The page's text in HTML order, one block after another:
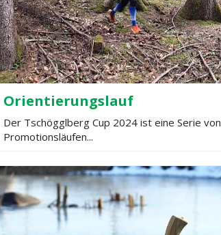
Orientierungslauf
Der Tschögglberg Cup 2024 ist eine Serie von
Promotionsläufen...